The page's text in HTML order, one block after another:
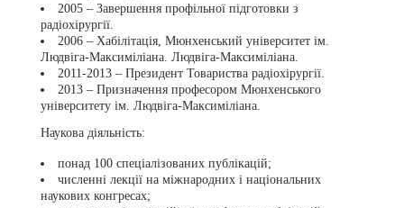
2005 – Завершення профільної підготовки з
радіохірургії.
2006 – Хабілітація, Мюнхенський університет ім.
Людвіга-Максиміліана. Людвіга-Максиміліана.
2011-2013 – Президент Товариства радіохірургії.
2013 – Призначення професором Мюнхенського
університету ім. Людвіга-Максиміліана.
Наукова діяльність:
понад 100 спеціалізованих публікацій;
численні лекції на міжнародних і національних
наукових конгресах;